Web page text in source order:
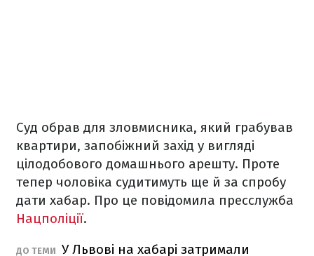
Суд обрав для зловмисника, який грабував
квартири, запобіжний захід у вигляді
цілодобового домашнього арешту. Проте
тепер чоловіка судитимуть ще й за спробу
дати хабар. Про це повідомила пресслужба
Нацполіції.
ДО ТЕМИ У Львові на хабарі затримали